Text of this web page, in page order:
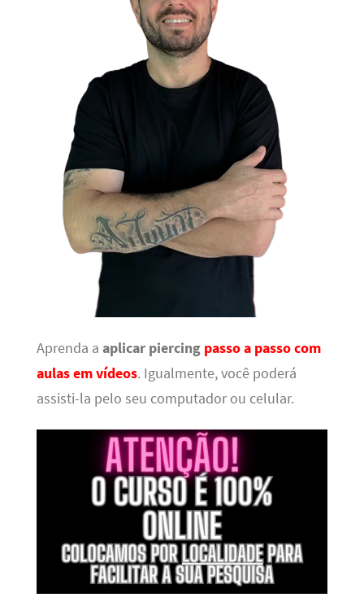
Aprenda a aplicar piercing passo a passo com
aulas em vídeos. Igualmente, você poderá
assisti-la pelo seu computador ou celular.